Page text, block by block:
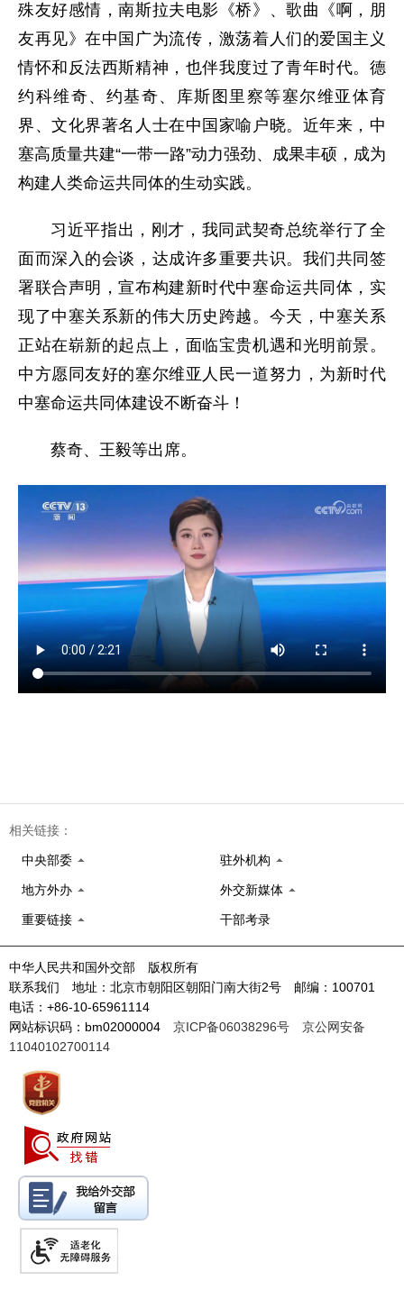
殊友好感情，南斯拉夫电影《桥》、歌曲《啊，朋
友再见》在中国广为流传，激荡着人们的爱国主义
情怀和反法西斯精神，也伴我度过了青年时代。德
约科维奇、约基奇、库斯图里察等塞尔维亚体育
界、文化界著名人士在中国家喻户晓。近年来，中
塞高质量共建“一带一路”动力强劲、成果丰硕，成为
构建人类命运共同体的生动实践。
习近平指出，刚才，我同武契奇总统举行了全
面而深入的会谈，达成许多重要共识。我们共同签
署联合声明，宣布构建新时代中塞命运共同体，实
现了中塞关系新的伟大历史跨越。今天，中塞关系
正站在崭新的起点上，面临宝贵机遇和光明前景。
中方愿同友好的塞尔维亚人民一道努力，为新时代
中塞命运共同体建设不断奋斗！
蔡奇、王毅等出席。
相关链接：
中央部委 驻外机构
地方外办 外交新媒体
重要链接 干部考录
中华人民共和国外交部 版权所有
联系我们 地址：北京市朝阳区朝阳门南大街2号 邮编：100701
电话：+86-10-65961114
网站标识码：bm02000004 京ICP备06038296号
京公网安备
11040102700114